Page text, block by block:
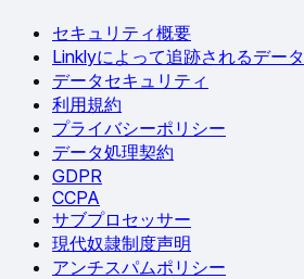
セキュリティ概要
Linklyによって追跡されるデータ
データセキュリティ
利用規約
プライバシーポリシー
データ処理契約
GDPR
CCPA
サブプロセッサー
現代奴隷制度声明
アンチスパムポリシー